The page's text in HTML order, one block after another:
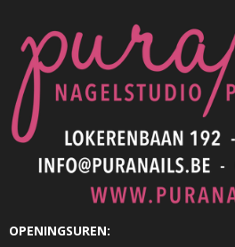
OPENINGSUREN: